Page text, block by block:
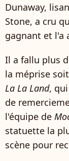
Dunaway,
Stone, a cru
gagnant et l'a
Il a fallu plus
la méprise
La La Land,
de
l'équipe de
statuette la
scène pour